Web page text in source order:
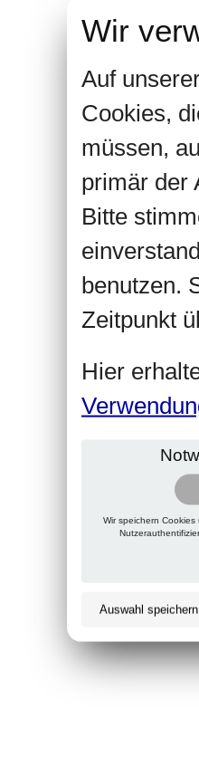
Wir
Auf
Cookies,
müssen,
primär der
Bitte
benutzen.
Zeitpunkt
Hier
Wir speichern
Auswahl speichern